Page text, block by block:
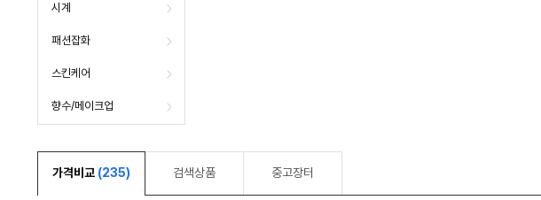
시계
패션잡화
스킨케어
향수/메이크업
가격비교 (235) 검색상품 중고장터